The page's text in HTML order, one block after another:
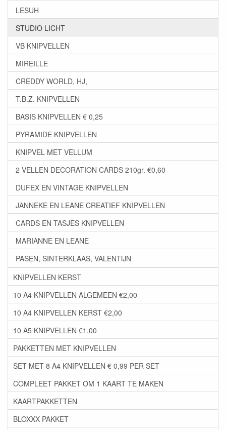
LESUH
STUDIO LICHT
VB KNIPVELLEN
MIREILLE
CREDDY WORLD, HJ,
T.B.Z. KNIPVELLEN
BASIS KNIPVELLEN € 0,25
PYRAMIDE KNIPVELLEN
KNIPVEL MET VELLUM
2 VELLEN DECORATION CARDS 210gr. €0,60
DUFEX EN VINTAGE KNIPVELLEN
JANNEKE EN LEANE CREATIEF KNIPVELLEN
CARDS EN TASJES KNIPVELLEN
MARIANNE EN LEANE
PASEN, SINTERKLAAS, VALENTIJN
KNIPVELLEN KERST
10 A4 KNIPVELLEN ALGEMEEN €2,00
10 A4 KNIPVELLEN KERST €2,00
10 A5 KNIPVELLEN €1,00
PAKKETTEN MET KNIPVELLEN
SET MET 8 A4 KNIPVELLEN € 0,99 PER SET
COMPLEET PAKKET OM 1 KAART TE MAKEN
KAARTPAKKETTEN
BLOXXX PAKKET